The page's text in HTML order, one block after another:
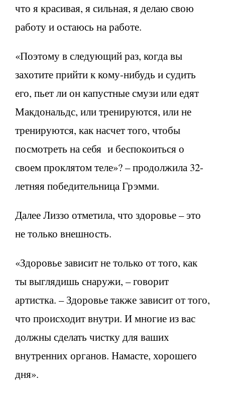
что я красивая, я сильная, я делаю свою
работу и остаюсь на работе.
«Поэтому в следующий раз, когда вы
захотите прийти к кому-нибудь и судить
его, пьет ли он капустные смузи или едят
Макдональдс, или тренируются, или не
тренируются, как насчет того, чтобы
посмотреть на себя и беспокоиться о
своем проклятом теле»? – продолжила 32-
летняя победительница Грэмми.
Далее Лиззо отметила, что здоровье – это
не только внешность.
«Здоровье зависит не только от того, как
ты выглядишь снаружи, – говорит
артистка. – Здоровье также зависит от того,
что происходит внутри. И многие из вас
должны сделать чистку для ваших
внутренних органов. Намасте, хорошего
дня».